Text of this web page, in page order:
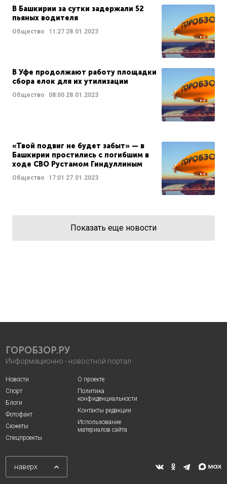
В Башкирии за сутки задержали 52
пьяных водителя
Общество 11:27 28.01.2023
В Уфе продолжают работу площадки
сбора елок для их утилизации
Общество 08:00 28.01.2023
«Твой подвиг не будет забыт» — в
Башкирии простились с погибшим в
ходе СВО Рустамом Гиндуллиным
Общество 17:01 27.01.2023
Показать еще новости
ГОРОБЗОР.РУ
Информационно - новостной портал
Новости
Спорт
Блоги
Фотофакт
Сюжеты
Спецпроекты
О проекте
Политика
конфиденциальности
Контакты редакции
Использование
материалов сайта
наверх